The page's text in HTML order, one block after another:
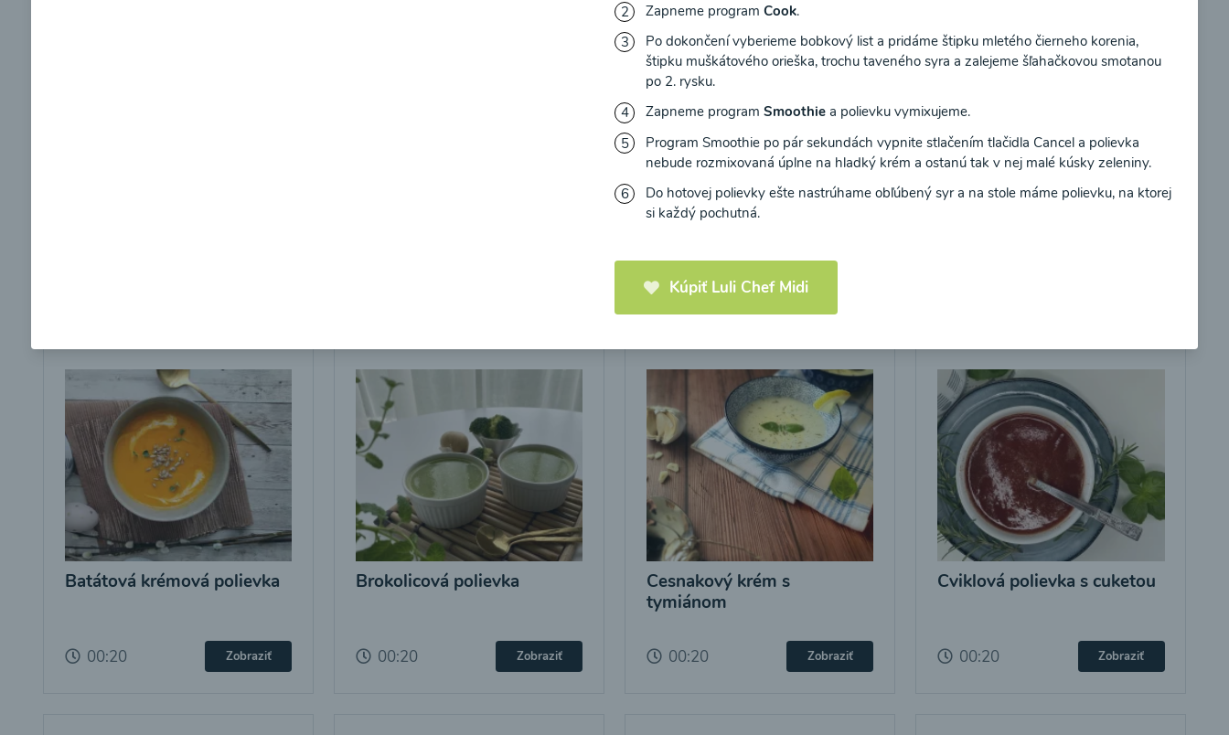
Zeleninová klasik polievka
00:10 Zobraziť
Zeleninová polievka s
medvedím cesnakom
00:10
Načítať ďalšie
Polievky mixované
Batátová krémová polievka
00:20 Zobraziť
Brokolicová polievka
00:20 Zobraziť
Cesnakový krém s
tymiánom
00:20 Zobraziť
Cviklová polievka s cuketou
00:20 Zobraziť
Zapneme program Cook.
Po dokončení vyberieme bobkový list a pridáme štipku mletého čierneho korenia,
štipku muškátového orieška, trochu taveného syra a zalejeme šľahačkovou smotanou
po 2. rysku.
Zapneme program Smoothie a polievku vymixujeme.
Program Smoothie po pár sekundách vypnite stlačením tlačidla Cancel a polievka
nebude rozmixovaná úplne na hladký krém a ostanú tak v nej malé kúsky zeleniny.
Do hotovej polievky ešte nastrúhame obľúbený syr a na stole máme polievku, na ktorej
si každý pochutná.
Kúpiť Luli Chef Midi